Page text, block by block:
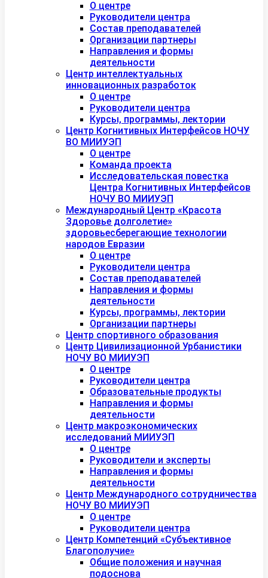
О центре
Руководители центра
Состав преподавателей
Организации партнеры
Направления и формы
деятельности
Центр интеллектуальных
инновационных разработок
О центре
Руководители центра
Курсы, программы, лектории
Центр Когнитивных Интерфейсов НОЧУ
ВО МИИУЭП
О центре
Команда проекта
Исследовательская повестка
Центра Когнитивных Интерфейсов
НОЧУ ВО МИИУЭП
Международный Центр «Красота
Здоровье долголетие»
здоровьесберегающие технологии
народов Евразии
О центре
Руководители центра
Состав преподавателей
Направления и формы
деятельности
Курсы, программы, лектории
Организации партнеры
Центр спортивного образования
Центр Цивилизационной Урбанистики
НОЧУ ВО МИИУЭП
О центре
Руководители центра
Образовательные продукты
Направления и формы
деятельности
Центр макроэкономических
исследований МИИУЭП
О центре
Руководители и эксперты
Направления и формы
деятельности
Центр Международного сотрудничества
НОЧУ ВО МИИУЭП
О центре
Руководители центра
Центр Компетенций «Субъективное
Благополучие»
Общие положения и научная
подоснова